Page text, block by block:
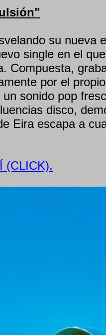
su nueva
single en el
Compuesta,
por el
sonido pop
disco,
Eira escapa a
(CLICK).